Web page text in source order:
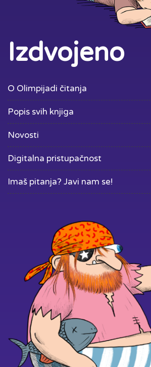
Izdvojeno
O Olimpijadi čitanja
Popis svih knjiga
Novosti
Digitalna pristupačnost
Imaš pitanja? Javi nam se!